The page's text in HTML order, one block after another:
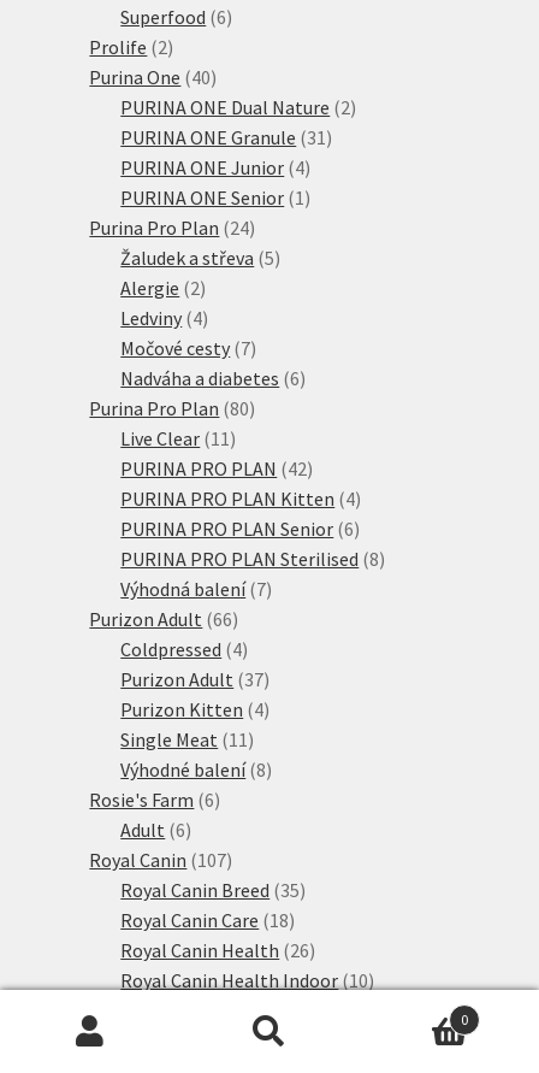
Superfood 66
Prolife 22
produkty
Purina One 4040
produktů
PURINA ONE Dual Nature 22
PURINA ONE Granule 31 31
PURINA ONE Junior 44
produkty
PURINA ONE Senior 1 1
Purina Pro Plan 2424
produktů
Žaludek a střeva 55
Alergie 22
produkty
Ledviny 44
produkty
Močové cesty 77
produktů
Nadváha a diabetes 66
Purina Pro Plan 8080
Live Clear 11 11
produktů
PURINA PRO PLAN 4242
produktů
PURINA PRO PLAN Kitten 44
produkty
PURINA PRO PLAN Senior 66
produktů
PURINA PRO PLAN Sterilised 88
Výhodná balení 77
Purizon Adult 6666
produktů
Coldpressed 44
produkty
Purizon Adult 3737
produktů
Purizon Kitten 44
Single Meat 11 11
produktů
Výhodné balení 88
Rosie's Farm 66
Adult 66
produktů
Royal Canin 107107
produktů
Royal Canin Breed 3535
Royal Canin Care 1818
produktů
Royal Canin Health 2626
produktů
Royal Canin Health Indoor 1010
Royal Canin Health Kitten
produktů
Royal Canin Health Outdoor
0